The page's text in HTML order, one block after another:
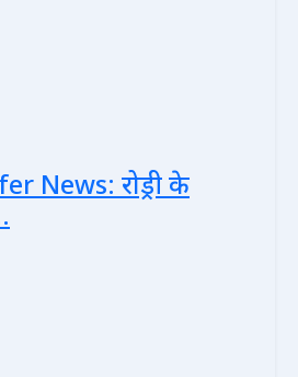
News: रोड्री के